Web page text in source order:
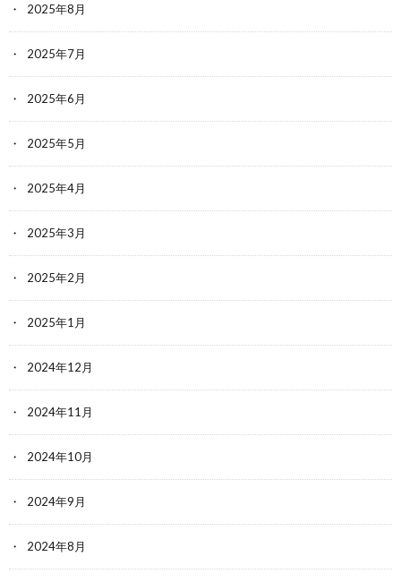
2025年8月
2025年7月
2025年6月
2025年5月
2025年4月
2025年3月
2025年2月
2025年1月
2024年12月
2024年11月
2024年10月
2024年9月
2024年8月